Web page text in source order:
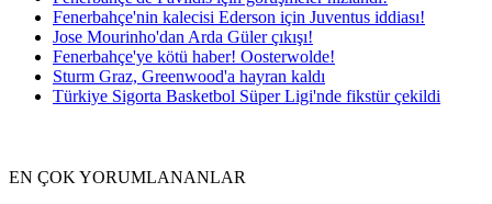
Fenerbahçe'nin kalecisi Ederson için Juventus iddiası!
Jose Mourinho'dan Arda Güler çıkışı!
Fenerbahçe'ye kötü haber! Oosterwolde!
Sturm Graz, Greenwood'a hayran kaldı
Türkiye Sigorta Basketbol Süper Ligi'nde fikstür çekildi
EN ÇOK YORUMLANANLAR